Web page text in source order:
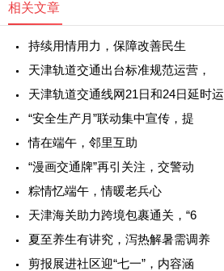
相关文章
持续用情用力，保障改善民生
天津轨道交通出台标准规范运营，
天津轨道交通线网21日和24日延时运
“安全生产月”联动集中宣传，提
情在端午，邻里互助
“漫画交通牌”再引关注，交警动
粽情忆端午，情暖老兵心
天津海关助力跨境包裹通关，“6
夏至养生有讲究，泻热解暑需调养
剪报展进社区迎“七一”，内容涵